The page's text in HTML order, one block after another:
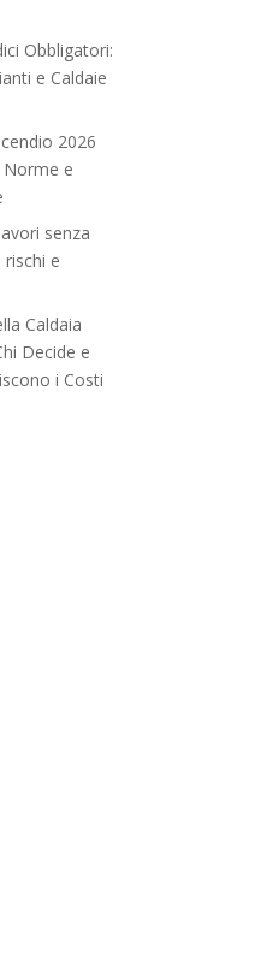
Obbligatori:
e Caldaie
2026
Norme e
senza
e
Caldaia
Decide e
i Costi